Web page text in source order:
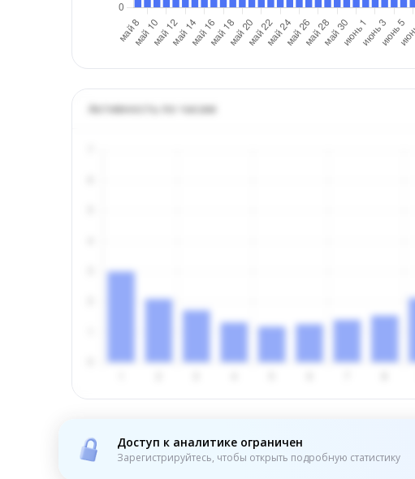
Активность по часам
Доступ к аналитике ограничен
Зарегистрируйтесь, чтобы открыть подробную статистику